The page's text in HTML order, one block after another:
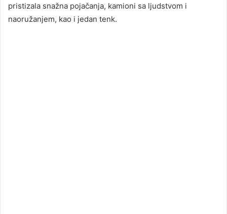
pristizala snažna pojačanja, kamioni sa ljudstvom i
naoružanjem, kao i jedan tenk.